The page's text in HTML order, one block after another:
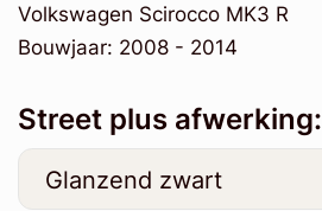
Volkswagen Scirocco MK3 R
Bouwjaar: 2008 - 2014
Street plus afwerking: